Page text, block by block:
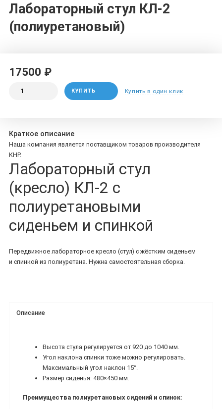
Лабораторный стул КЛ-2
(полиуретановый)
17500 ₽
КУПИТЬ Купить в один клик
Краткое описание
Наша компания является поставщиком товаров производителя
КНР.
Лабораторный стул
(кресло) КЛ-2 с
полиуретановыми
сиденьем и спинкой
Передвижное лабораторное кресло (стул) с жёстким сиденьем
и спинкой из полиуретана. Нужна самостоятельная сборка.
Описание
Высота стула регулируется от 920 до 1040 мм.
Угол наклона спинки тоже можно регулировать.
Максимальный угол наклон 15°.
Размер сиденья: 480×450 мм.
Преимущества полиуретановых сидений и спинок: